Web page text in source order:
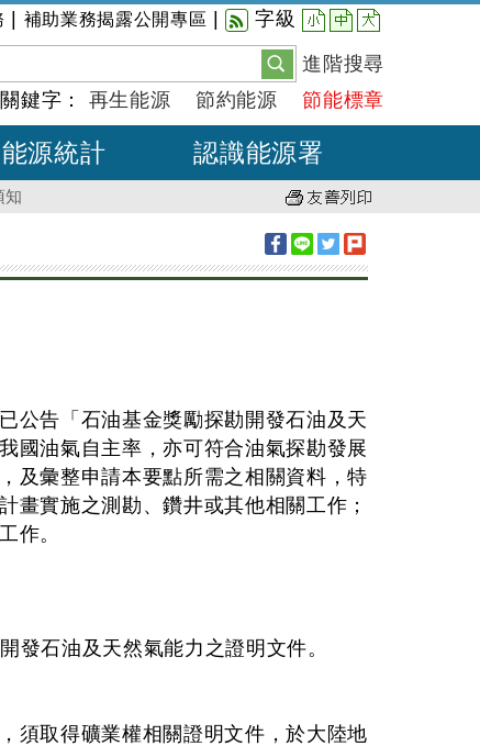
補助業務揭露公開專區 字級 小 中 大
進階搜尋
鍵字： 再生能源 節約能源 節能標章
能源統計 認識能源署
知
公告「石油基金獎勵探勘開發石油及天
國油氣自主率，亦可符合油氣探勘發展
及彙整申請本要點所需之相關資料，特
畫實施之測勘、鑽井或其他相關工作；
作。
發石油及天然氣能力之證明文件。
須取得礦業權相關證明文件，於大陸地